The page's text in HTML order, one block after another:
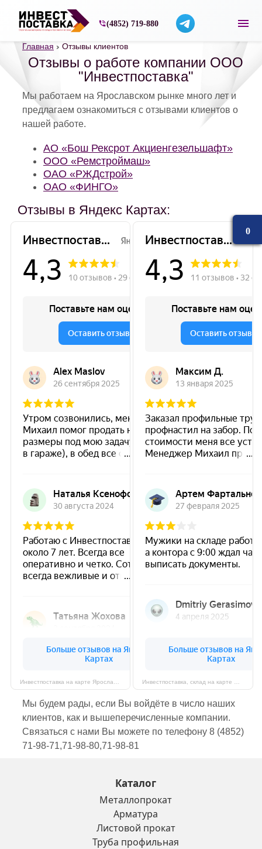
Строительные материалы со склада в
(4852) 719-880
Главная Отзывы клиентов
Отзывы о работе компании ООО
"Инвестпоставка"
Мы работаем на Ярославском рынке много лет и
предлагаем ознакомиться с отзывами клиентов о
нашей работе.
АО «Бош Рексрот Акциенгезельшафт»
ООО «Ремстроймаш»
ОАО «РЖДстрой»
ОАО «ФИНГО»
Отзывы в Яндекс Картах:
Мы будем рады, если Вы войдёте в число наших
клиентов, как и вышеперечисленные компании.
Связаться с нами Вы можете по телефону 8 (4852)
71-98-71,71-98-80,71-98-81
Каталог
Металлопрокат
Арматура
Листовой прокат
Труба профильная
0